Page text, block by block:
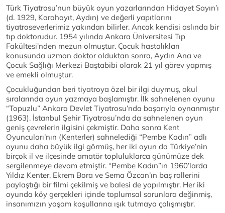
Türk Tiyatrosu’nun büyük oyun yazarlarından Hidayet Sayın’ı
(d. 1929, Karahayıt, Aydın) ve değerli yapıtlarını
tiyatroseverlerimiz yakından bilirler. Ancak kendisi aslında bir
tıp doktorudur. 1954 yılında Ankara Üniversitesi Tıp
Fakültesi'nden mezun olmuştur. Çocuk hastalıkları
konusunda uzman doktor olduktan sonra, Aydın Ana ve
Çocuk Sağlığı Merkezi Baştabibi olarak 21 yıl görev yapmış
ve emekli olmuştur.
Çocukluğundan beri tiyatroya özel bir ilgi duymuş, okul
sıralarında oyun yazmaya başlamıştır. İlk sahnelenen oyunu
“Topuzlu” Ankara Devlet Tiyatrosu’nda başarıyla oynanmıştır
(1963). İstanbul Şehir Tiyatrosu’nda da sahnelenen oyun
geniş çevrelerin ilgisini çekmiştir. Daha sonra Kent
Oyuncuları’nın (Kenterler) sahnelediği “Pembe Kadın” adlı
oyunu daha büyük ilgi görmüş, her iki oyun da Türkiye’nin
birçok il ve ilçesinde amatör topluluklarca günümüze dek
sergilenmeye devam etmiştir. “Pembe Kadın”ın 1960’larda
Yıldız Kenter, Ekrem Bora ve Sema Özcan’ın baş rollerini
paylaştığı bir filmi çekilmiş ve balesi de yapılmıştır. Her iki
oyunda köy gerçekleri içinde toplumsal sorunlara değinmiş,
insanımızın yaşam koşullarına ışık tutmaya çalışmıştır.